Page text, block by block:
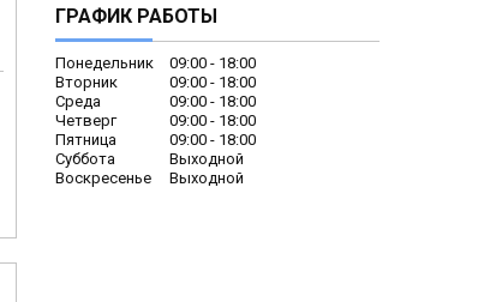
ГРАФИК РАБОТЫ
Понедельник 09:00
18:00
Вторник
09:00
18:00
Среда
09:00
18:00
Четверг
09:00
18:00
Пятница
09:00
18:00
Суббота
Выходной
Воскресенье
Выходной